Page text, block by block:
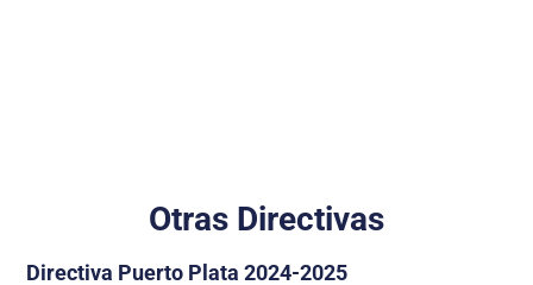
Otras Directivas
Directiva Puerto Plata 2024-2025